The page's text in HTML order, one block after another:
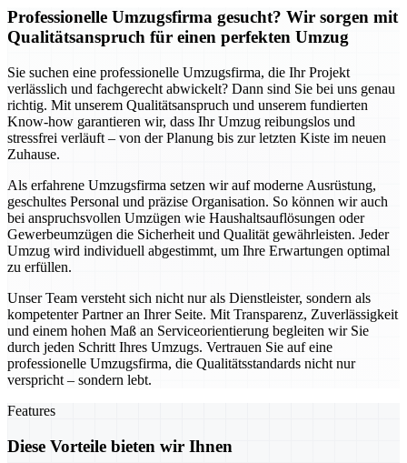
Professionelle Umzugsfirma gesucht? Wir sorgen mit
Qualitätsanspruch für einen perfekten Umzug
Sie suchen eine professionelle Umzugsfirma, die Ihr Projekt
verlässlich und fachgerecht abwickelt? Dann sind Sie bei uns genau
richtig. Mit unserem Qualitätsanspruch und unserem fundierten
Know-how garantieren wir, dass Ihr Umzug reibungslos und
stressfrei verläuft – von der Planung bis zur letzten Kiste im neuen
Zuhause.
Als erfahrene Umzugsfirma setzen wir auf moderne Ausrüstung,
geschultes Personal und präzise Organisation. So können wir auch
bei anspruchsvollen Umzügen wie Haushaltsauflösungen oder
Gewerbeumzügen die Sicherheit und Qualität gewährleisten. Jeder
Umzug wird individuell abgestimmt, um Ihre Erwartungen optimal
zu erfüllen.
Unser Team versteht sich nicht nur als Dienstleister, sondern als
kompetenter Partner an Ihrer Seite. Mit Transparenz, Zuverlässigkeit
und einem hohen Maß an Serviceorientierung begleiten wir Sie
durch jeden Schritt Ihres Umzugs. Vertrauen Sie auf eine
professionelle Umzugsfirma, die Qualitätsstandards nicht nur
verspricht – sondern lebt.
Features
Diese Vorteile bieten wir Ihnen